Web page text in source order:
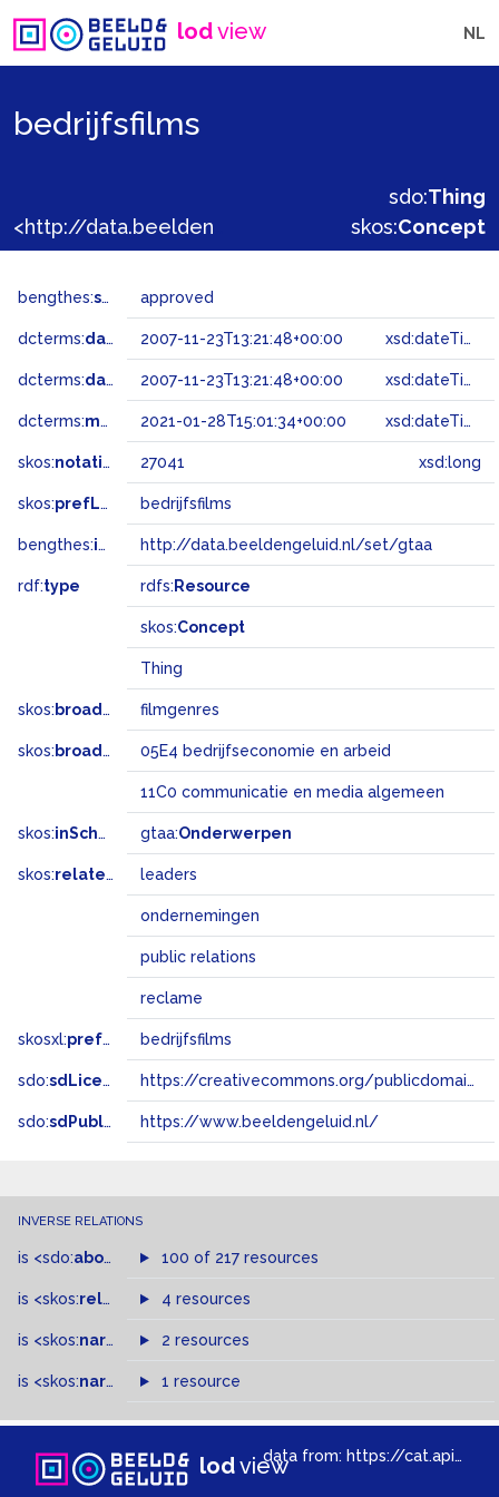
lodview NL
bedrijfsfilms
sdo:Thing
skos:Concept
bengthes:status approved
dcterms:dateAccepted 2007-11-23T13:21:48+00:00 xsd:dateTime
dcterms:dateSubmitted 2007-11-23T13:21:48+00:00 xsd:dateTime
dcterms:modified 2021-01-28T15:01:34+00:00 xsd:dateTime
skos:notation 27041 xsd:long
skos:prefLabel bedrijfsfilms
bengthes:inSet http://data.beeldengeluid.nl/set/gtaa
rdf:type rdfs: Resource
skos:Concept
Thing
skos: broader filmgenres
skos: broadMatch 05E4 bedrijfseconomie en arbeid
11C0 communicatie en media algemeen
skos:inScheme gtaa:Onderwerpen
skos:related leaders
ondernemingen
public relations
reclame
skosxl:prefLabel bedrijfsfilms
sdo:sdLicense https://creativecommons.org/publicdomain/zero/1.0/
sdo:sdPublisher https://www.beeldengeluid.nl/
INVERSE RELATIONS
is <sdo:about of 100 of 217 resources
is <skos:related > of4 resources
is <skos:narrowMatch >of
2 resources
is <skos:narrower >of
1 resource
lodviewdata from: https://cat.apis.beeldengeluid.nl/sparql